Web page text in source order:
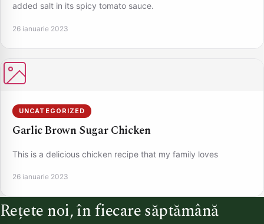
added salt in its spicy tomato sauce.
26 ianuarie 2023
UNCATEGORIZED
Garlic Brown Sugar Chicken
This is a delicious chicken recipe that my family loves
26 ianuarie 2023
Rețete noi, în fiecare săptămână